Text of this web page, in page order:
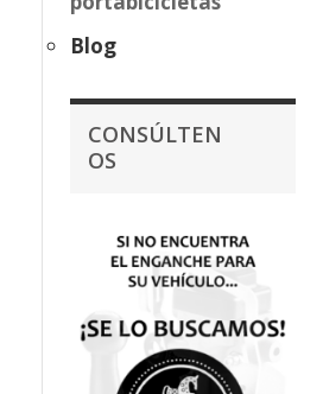
Blog
CONSÚLTEN
OS